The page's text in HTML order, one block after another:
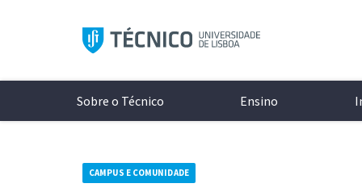
Sobre o Técnico Ensino
CAMPUS E COMUNIDADE